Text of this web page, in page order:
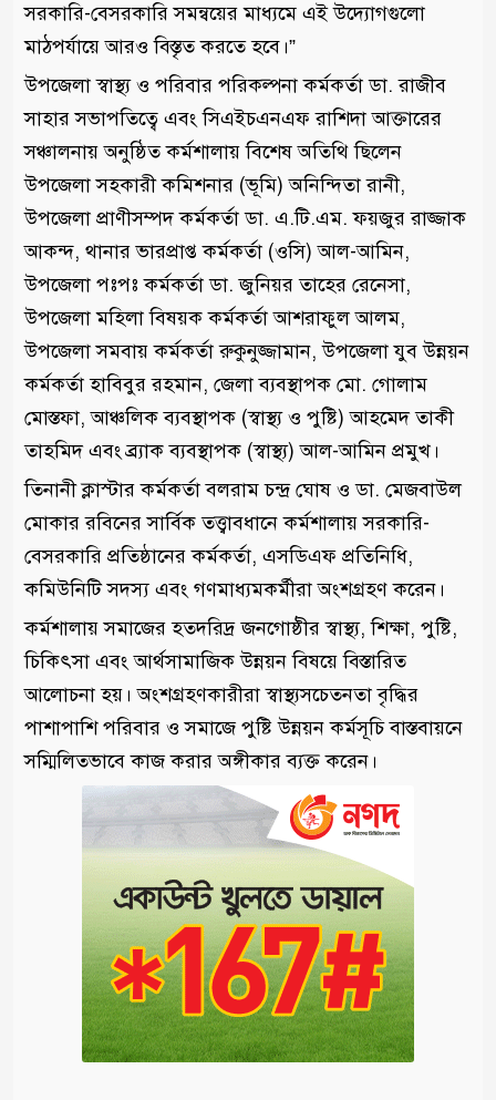
সরকারি-বেসরকারি সমন্বয়ের মাধ্যমে এই উদ্যোগগুলো
মাঠপর্যায়ে আরও বিস্তৃত করতে হবে।”
উপজেলা স্বাস্থ্য ও পরিবার পরিকল্পনা কর্মকর্তা ডা. রাজীব
সাহার সভাপতিত্বে এবং সিএইচএনএফ রাশিদা আক্তারের
সঞ্চালনায় অনুষ্ঠিত কর্মশালায় বিশেষ অতিথি ছিলেন
উপজেলা সহকারী কমিশনার (ভূমি) অনিন্দিতা রানী,
উপজেলা প্রাণীসম্পদ কর্মকর্তা ডা. এ.টি.এম. ফয়জুর রাজ্জাক
আকন্দ, থানার ভারপ্রাপ্ত কর্মকর্তা (ওসি) আল-আমিন,
উপজেলা পঃপঃ কর্মকর্তা ডা. জুনিয়র তাহের রেনেসা,
উপজেলা মহিলা বিষয়ক কর্মকর্তা আশরাফুল আলম,
উপজেলা সমবায় কর্মকর্তা রুকুনুজ্জামান, উপজেলা যুব উন্নয়ন
কর্মকর্তা হাবিবুর রহমান, জেলা ব্যবস্থাপক মো. গোলাম
মোস্তফা, আঞ্চলিক ব্যবস্থাপক (স্বাস্থ্য ও পুষ্টি) আহমেদ তাকী
তাহমিদ এবং ব্র্যাক ব্যবস্থাপক (স্বাস্থ্য) আল-আমিন প্রমুখ।
তিনানী ক্লাস্টার কর্মকর্তা বলরাম চন্দ্র ঘোষ ও ডা. মেজবাউল
মোকার রবিনের সার্বিক তত্ত্বাবধানে কর্মশালায় সরকারি-
বেসরকারি প্রতিষ্ঠানের কর্মকর্তা, এসডিএফ প্রতিনিধি,
কমিউনিটি সদস্য এবং গণমাধ্যমকর্মীরা অংশগ্রহণ করেন।
কর্মশালায় সমাজের হতদরিদ্র জনগোষ্ঠীর স্বাস্থ্য, শিক্ষা, পুষ্টি,
চিকিৎসা এবং আর্থসামাজিক উন্নয়ন বিষয়ে বিস্তারিত
আলোচনা হয়। অংশগ্রহণকারীরা স্বাস্থ্যসচেতনতা বৃদ্ধির
পাশাপাশি পরিবার ও সমাজে পুষ্টি উন্নয়ন কর্মসূচি বাস্তবায়নে
সম্মিলিতভাবে কাজ করার অঙ্গীকার ব্যক্ত করেন।